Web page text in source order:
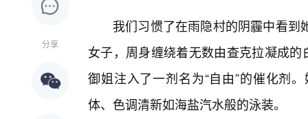
分享
我们习惯了在雨隐村的阴霾中看
女子，周身缠绕着无数由查克拉凝成
御姐注入了一剂名为“自由”的催化剂
体、色调清新如海盐汽水般的泳装。